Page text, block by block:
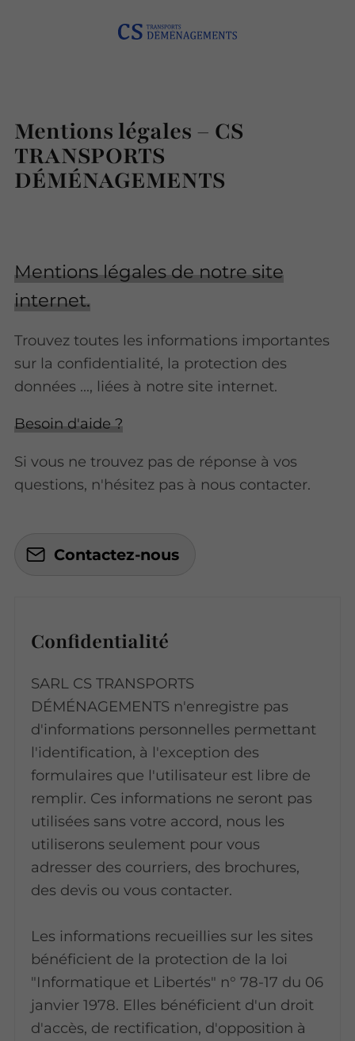
Mentions légales – CS
TRANSPORTS
DÉMÉNAGEMENTS
Mentions légales de notre site
internet.
Trouvez toutes les informations importantes
sur la confidentialité, la protection des
données ..., liées à notre site internet.
Besoin d'aide ?
Si vous ne trouvez pas de réponse à vos
questions, n'hésitez pas à nous contacter.
Contactez-nous
Confidentialité
SARL CS TRANSPORTS
DÉMÉNAGEMENTS n'enregistre pas
d'informations personnelles permettant
l'identification, à l'exception des
formulaires que l'utilisateur est libre de
remplir. Ces informations ne seront pas
utilisées sans votre accord, nous les
utiliserons seulement pour vous
adresser des courriers, des brochures,
des devis ou vous contacter.
Les informations recueillies sur les sites
bénéficient de la protection de la loi
"Informatique et Libertés" n° 78-17 du 06
janvier 1978. Elles bénéficient d'un droit
d'accès, de rectification, d'opposition à